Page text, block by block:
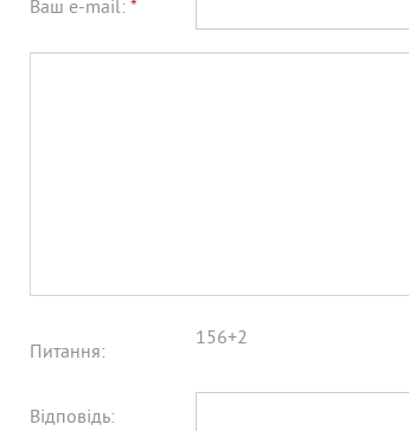
Ваш e-mail: *
Питання:
156+2
Відповідь: